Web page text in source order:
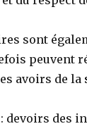
sont
peuvent
avoirs de la
devoirs des